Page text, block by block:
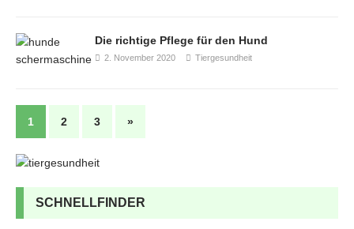
Die richtige Pflege für den Hund
2. November 2020 Tiergesundheit
1 2 3 »
SCHNELLFINDER